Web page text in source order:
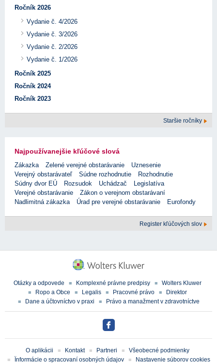
Ročník 2026
Vydanie č. 4/2026
Vydanie č. 3/2026
Vydanie č. 2/2026
Vydanie č. 1/2026
Ročník 2025
Ročník 2024
Ročník 2023
Staršie ročníky
Najpoužívanejšie kľúčové slová
Zákazka Zelené verejné obstarávanie
Uznesenie
Verejný obstarávateľ
Súdne rozhodnutie
Rozhodnutie
Súdny dvor EÚ
Rozsudok Uchádzač
Legislatíva
Verejné obstarávanie
Zákon o verejnom obstarávaní
Nadlimitná zákazka
Úrad pre verejné obstarávanie Eurofondy
Register kľúčových slov
Otázky a odpovede Komplexné právne predpisy
Wolters Kluwer
Ropo a Obce
Legalis Pracovné právo
Direktor
Dane a účtovníctvo v praxi
Právo a manažment v zdravotníctve
O aplikácii Kontakt Partneri
Všeobecné podmienky
Ïnformácie o spracovaní osobných údajov
Nastavenie súborov cookies